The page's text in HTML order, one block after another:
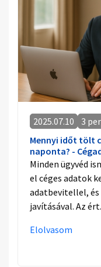
2025.07.10
3
Mennyi időt tölt
naponta? -
Minden ügyvéd
el céges adatok
adatbevitellel,
javításával. Az
Elolvasom